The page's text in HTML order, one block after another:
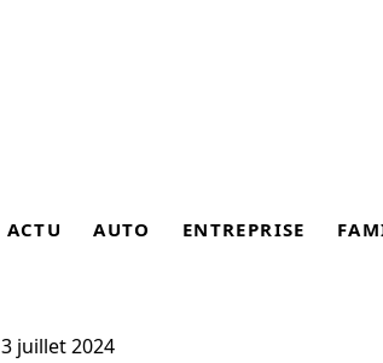
ACTU AUTO ENTREPRISE
3 juillet 2024